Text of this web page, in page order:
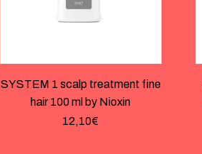
SYSTEM 1 scalp treatment fine
hair 100 ml by Nioxin
12,10€